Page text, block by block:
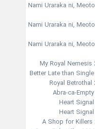
دانلود سریال Nami Uraraka ni, Meoto
دانلود سریال Nami Uraraka ni, Meoto
دانلود سریال Nami Uraraka ni, Meoto